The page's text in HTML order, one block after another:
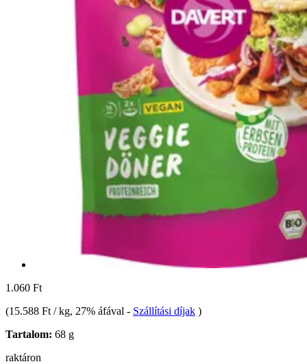
1.060 Ft
(15.588 Ft / kg, 27% áfával - Szállítási díjak )
Tartalom: 68 g
raktáron